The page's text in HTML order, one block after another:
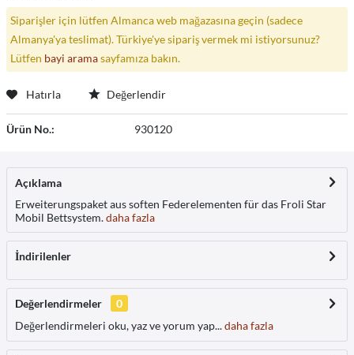
Siparişler için lütfen Almanca web mağazasına geçin (sadece
Almanya'ya teslimat). Türkiye'ye sipariş vermek mi istiyorsunuz?
Lütfen bayi aramasayfamıza bakın.
Hatırla Değerlendir
Ürün No.: 930120
Açıklama
Erweiterungspaket aus soften Federelementen für das Froli Star
Mobil Bettsystem.daha fazla
İndirilenler
Değerlendirmeler
0
Değerlendirmeleri oku, yaz ve yorum yap...daha fazla